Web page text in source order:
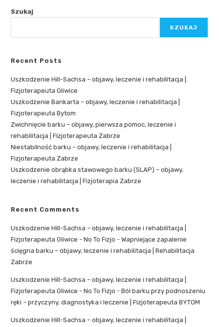
Szukaj
SZUKAJ
Recent Posts
Uszkodzenie Hill-Sachsa – objawy, leczenie i rehabilitacja |
Fizjoterapeuta Gliwice
Uszkodzenie Bankarta – objawy, leczenie i rehabilitacja |
Fizjoterapeuta Bytom
Zwichnięcie barku – objawy, pierwsza pomoc, leczenie i
rehabilitacja | Fizjoterapeuta Zabrze
Niestabilność barku – objawy, leczenie i rehabilitacja |
Fizjoterapeuta Zabrze
Uszkodzenie obrąbka stawowego barku (SLAP) – objawy,
leczenie i rehabilitacja | Fizjoterapia Zabrze
Recent Comments
Uszkodzenie Hill-Sachsa – objawy, leczenie i rehabilitacja |
Fizjoterapeuta Gliwice - No To Fizjo -Wapniejące zapalenie
ścięgna barku – objawy, leczenie i rehabilitacja | Rehabilitacja
Zabrze
Uszkodzenie Hill-Sachsa – objawy, leczenie i rehabilitacja |
Fizjoterapeuta Gliwice - No To Fizjo -Ból barku przy podnoszeniu
ręki – przyczyny, diagnostyka i leczenie | Fizjoterapeuta BYTOM
Uszkodzenie Hill-Sachsa – objawy, leczenie i rehabilitacja |